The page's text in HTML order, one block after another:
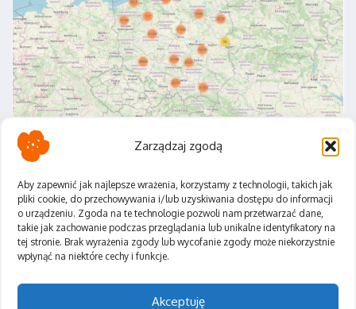
Zarządzaj zgodą
Aby zapewnić jak najlepsze wrażenia, korzystamy z technologii, takich jak
pliki cookie, do przechowywania i/lub uzyskiwania dostępu do informacji
o urządzeniu. Zgoda na te technologie pozwoli nam przetwarzać dane,
takie jak zachowanie podczas przeglądania lub unikalne identyfikatory na
tej stronie. Brak wyrażenia zgody lub wycofanie zgody może niekorzystnie
wpłynąć na niektóre cechy i funkcje.
Akceptuję
Polityka Prywatności
Regulamin